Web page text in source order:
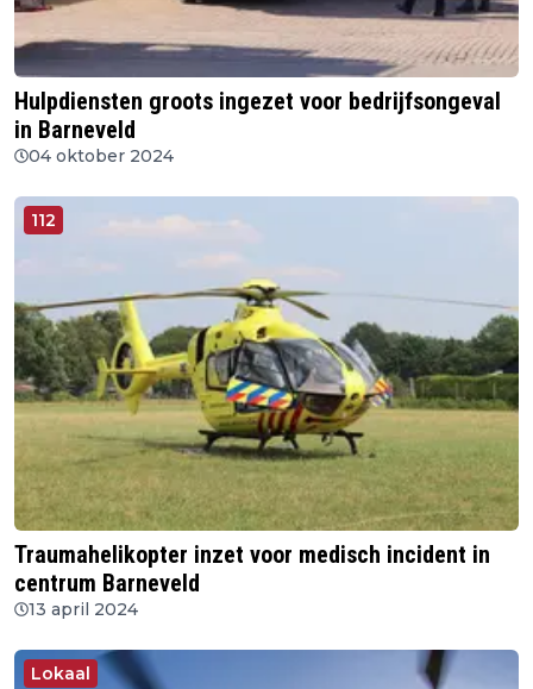
Hulpdiensten groots ingezet voor bedrijfsongeval
in Barneveld
04 oktober 2024
112
Traumahelikopter inzet voor medisch incident in
centrum Barneveld
13 april 2024
Lokaal